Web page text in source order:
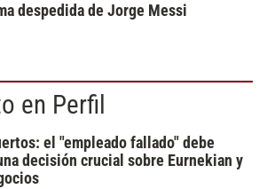
despedida de Jorge Messi
en Perfil
el "empleado fallado" debe
decisión crucial sobre Eurnekian y